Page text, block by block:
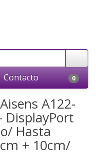
Contacto 0
A122-
DisplayPort
Hasta
+ 10cm/